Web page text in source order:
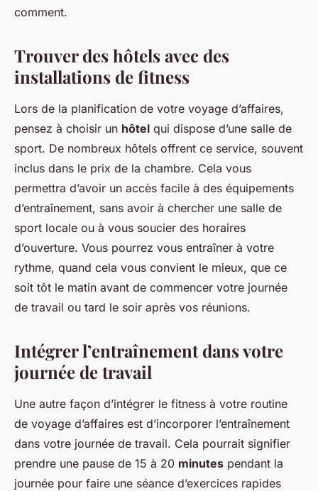
comment.
Trouver des hôtels avec des
installations de fitness
Lors de la planification de votre voyage d’affaires,
pensez à choisir un hôtel qui dispose d’une salle de
sport. De nombreux hôtels offrent ce service, souvent
inclus dans le prix de la chambre. Cela vous
permettra d’avoir un accès facile à des équipements
d’entraînement, sans avoir à chercher une salle de
sport locale ou à vous soucier des horaires
d’ouverture. Vous pourrez vous entraîner à votre
rythme, quand cela vous convient le mieux, que ce
soit tôt le matin avant de commencer votre journée
de travail ou tard le soir après vos réunions.
Intégrer l’entraînement dans votre
journée de travail
Une autre façon d’intégrer le fitness à votre routine
de voyage d’affaires est d’incorporer l’entraînement
dans votre journée de travail. Cela pourrait signifier
prendre une pause de 15 à 20 minutes pendant la
journée pour faire une séance d’exercices rapides